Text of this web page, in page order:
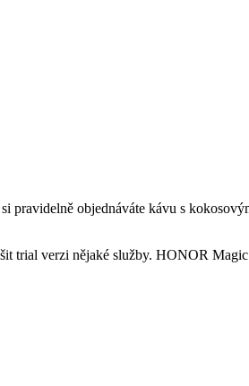
pravidelně objednáváte kávu s
trial verzi nějaké služby. HONOR